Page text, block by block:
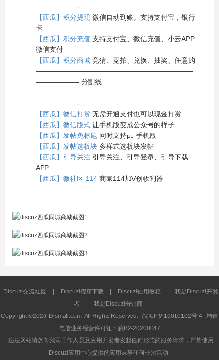
——————-
【西瓜】积分提现 微信自动到账。支持支付宝，银行
卡
【西瓜】积分充值 支持支付宝、微信充值、小云APP
微信支付
【西瓜】积分商城 竞猜、竞拍、兑换、抽奖、任意购
———————————————————————
——————- 分割线
———————————————————————
——————-
【西瓜】微信打赏 无需开通支付也可以现金打赏
【西瓜】微信版式 让手机版变成公众号的样子
【西瓜】发帖免标题 同时支持pc 手机版
【西瓜】发帖选板块 多样式选板块发帖
【西瓜】引导关注 引导关注、引导登录、引导下载
APP
【西瓜】微社区 114 商家114加V创收利器
Discuz!交流社区 Discuz!程序下载 Discuz!使用教程
我是Discuz!开发
者
我是Discuz!分销商
Copyright ©2026 Dismall.com All Rights Reserved. 皖ICP备16010102号-4 增值
电信业务经营许可证：皖B2-20200047
违法网站请勿向我司工作人员及应用开发者发起任何形式的服务请求，严禁使用
Discuz!应用中心提供的应用从事任何非法活动